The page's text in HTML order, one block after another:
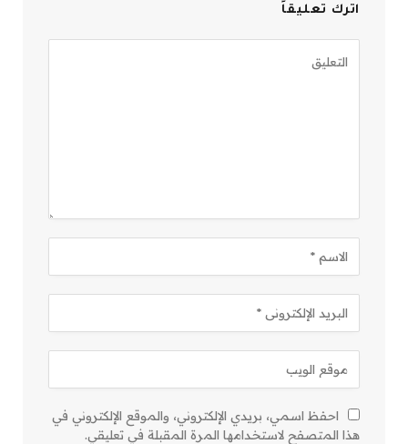
اترك تعليقاً
احفظ اسمي، بريدي الإلكتروني، والموقع الإلكتروني في
هذا المتصفح لاستخدامها المرة المقبلة في تعليقي.